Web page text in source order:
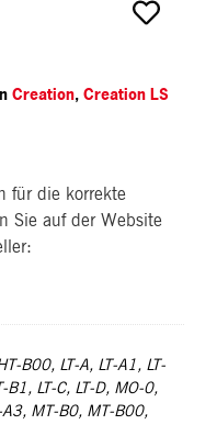
Creation, Creation LS
für die korrekte
Sie auf der Website
B00, LT-A, LT-A1, LT-
B1, LT-C, LT-D, MO-0,
A3, MT-B0, MT-B00,